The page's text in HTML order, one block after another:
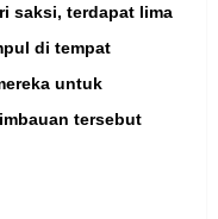
saksi, terdapat lima
di tempat
untuk
tersebut